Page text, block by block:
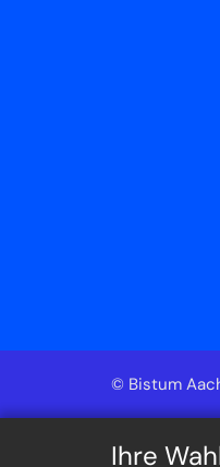
Ihre
© Bistum